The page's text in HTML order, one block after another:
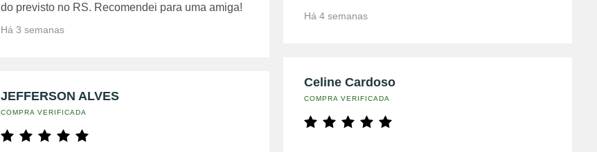
do previsto no RS. Recomendei para uma amiga!
Há 3 semanas
JEFFERSON ALVES
COMPRA VERIFICADA
Há 4 semanas
Celine Cardoso
COMPRA VERIFICADA